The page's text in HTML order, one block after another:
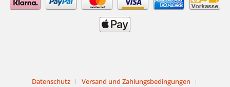
Datenschutz
Versand und Zahlungsbedingungen